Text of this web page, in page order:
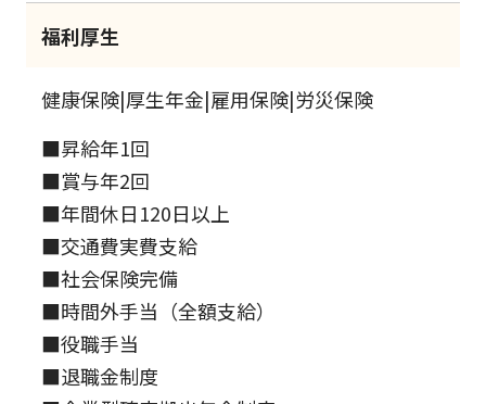
福利厚生
健康保険|厚生年金|雇用保険|労災保険
■昇給年1回
■賞与年2回
■年間休日120日以上
■交通費実費支給
■社会保険完備
■時間外手当（全額支給）
■役職手当
■退職金制度